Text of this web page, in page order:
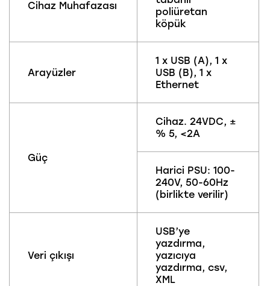
Cihaz Muhafazası
poliüretan
köpük
Arayüzler
1 x USB (A), 1 x
USB (B), 1 x
Ethernet
Güç
Cihaz. 24VDC, ±
% 5, <2A
Harici PSU: 100-
240V, 50-60Hz
(birlikte verilir)
Veri çıkışı
USB’ye
yazdırma,
yazıcıya
yazdırma, csv,
XML